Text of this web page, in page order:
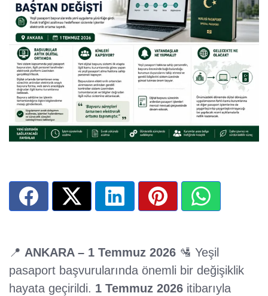
📍 ANKARA – 1 Temmuz 2026 🛂 Yeşil
pasaport başvurularında önemli bir değişiklik
hayata geçirildi. 1 Temmuz 2026 itibarıyla